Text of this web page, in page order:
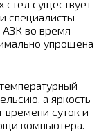
стел существует
специалисты
АЗК во время
упрощена
а яркость
времени суток и
компьютера.